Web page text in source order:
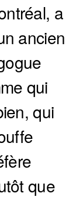
a
ancien
qui
qui
que